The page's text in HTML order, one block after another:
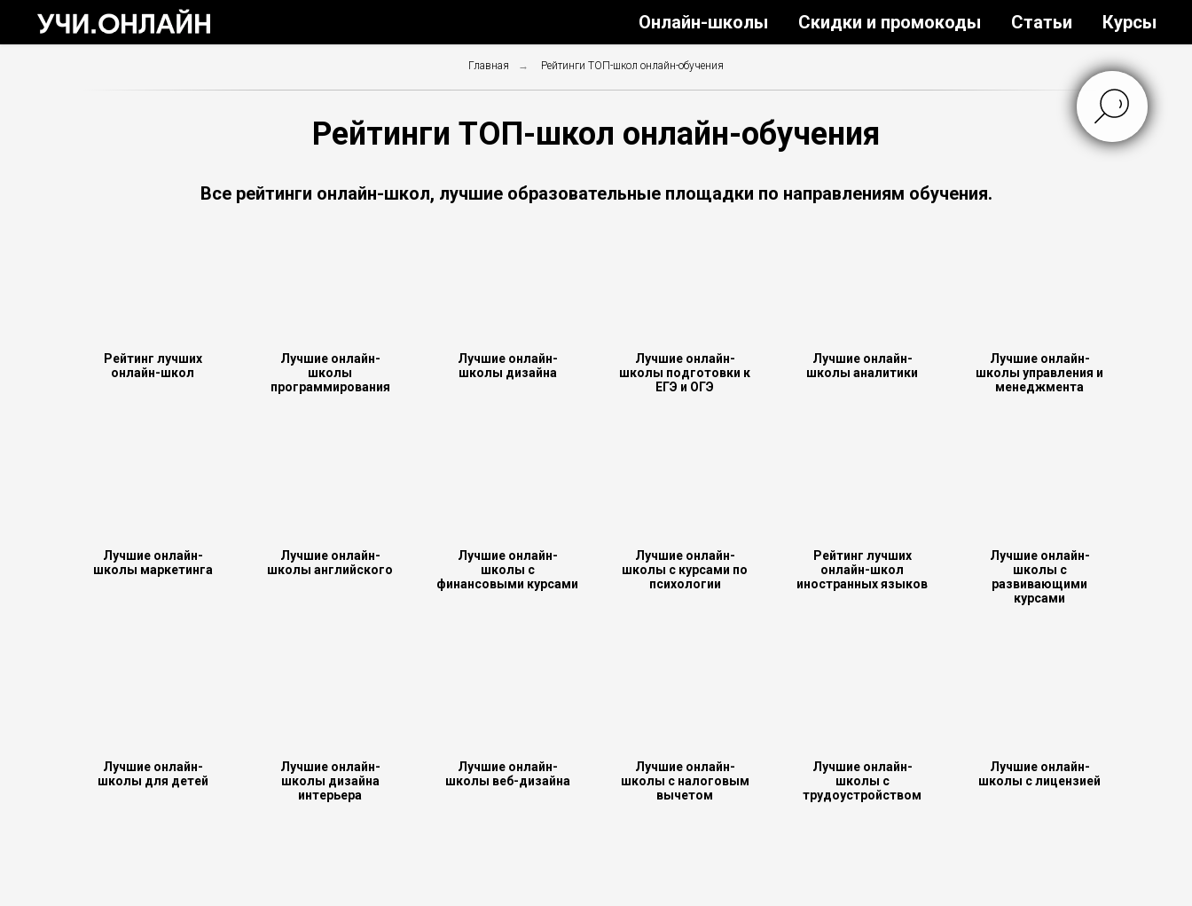
Онлайн-школы Скидки и промокоды Статьи Курсы
Главная → Рейтинги ТОП-школ онлайн-обучения
Рейтинги ТОП-школ онлайн-обучения
Все рейтинги онлайн-школ, лучшие образовательные площадки по направлениям обучения.
Рейтинг лучших
онлайн-школ
Лучшие онлайн-
школы
программирования
Лучшие онлайн-
школы дизайна
Лучшие онлайн-
школы подготовки к
ЕГЭ и ОГЭ
Лучшие онлайн-
школы аналитики
Лучшие онлайн-
школы управления и
менеджмента
Лучшие онлайн-
школы маркетинга
Лучшие онлайн-
школы английского
Лучшие онлайн-
школы с
финансовыми курсами
Лучшие онлайн-
школы с курсами по
психологии
Рейтинг лучших
онлайн-школ
иностранных языков
Лучшие онлайн-
школы с
развивающими
курсами
Лучшие онлайн-
школы для детей
Лучшие онлайн-
школы дизайна
интерьера
Лучшие онлайн-
школы веб-дизайна
Лучшие онлайн-
школы с налоговым
вычетом
Лучшие онлайн-
школы с
трудоустройством
Лучшие онлайн-
школы с лицензией